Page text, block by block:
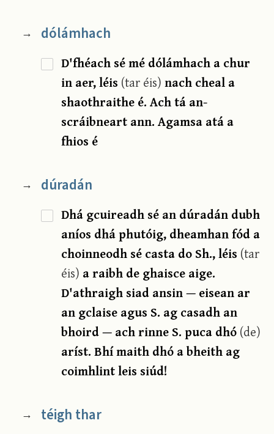
→ dólámhach
D'fhéach sé mé dólámhach a chur
in aer, léis (tar éis)nach cheal a
shaothraithe é. Ach tá an-
scráibneart ann. Agamsa atá a
fhios é
→ dúradán
Dhá gcuireadh sé an dúradán dubh
aníos dhá phutóig, dheamhan fód a
choinneodh sé casta do Sh., léis (tar
éis) a raibh de ghaisce aige.
D'athraigh siad ansin — eisean ar
an gclaise agus S. ag casadh an
bhoird — ach rinne S. puca dhó(de)
aríst. Bhí maith dhó a bheith ag
coimhlint leis siúd!
→ téigh thar